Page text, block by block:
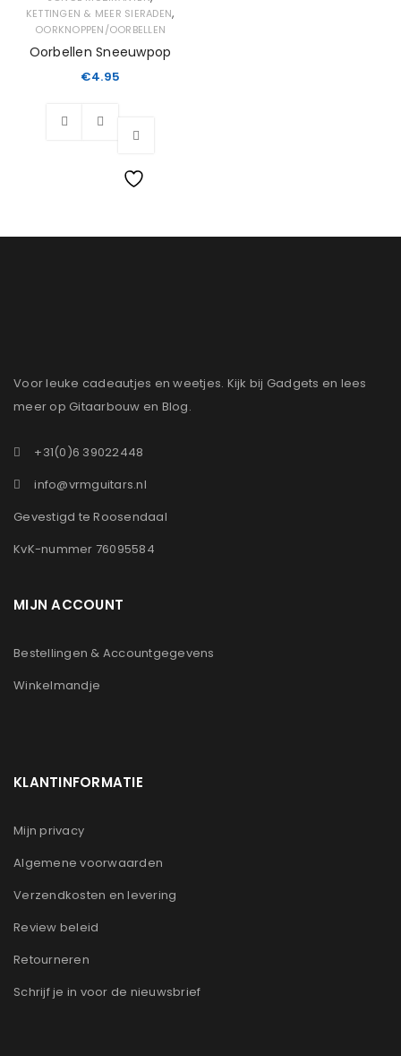
KETTINGEN & MEER SIERADEN,
OORKNOPPEN/OORBELLEN
Oorbellen Sneeuwpop
€4.95
Voor leuke cadeautjes en weetjes. Kijk bij Gadgets en lees
meer op Gitaarbouw en Blog.
+31(0)6 39022448
info@vrmguitars.nl
Gevestigd te Roosendaal
KvK-nummer 76095584
MIJN ACCOUNT
Bestellingen & Accountgegevens
Winkelmandje
KLANTINFORMATIE
Mijn privacy
Algemene voorwaarden
Verzendkosten en levering
Review beleid
Retourneren
Schrijf je in voor de nieuwsbrief